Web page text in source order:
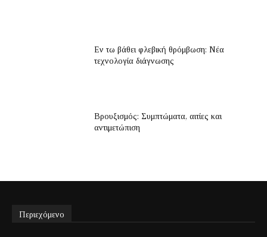
Εν τω βάθει φλεβική θρόμβωση: Νέα
τεχνολογία διάγνωσης
Βρουξισμός: Συμπτώματα, αιτίες και
αντιμετώπιση
Περιεχόμενο